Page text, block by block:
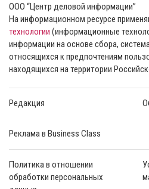
ООО “Центр деловой информации”
На информационном ресурсе
технологии (информационные
информации на основе сбора,
относящихся к предпочтениям
находящихся на территории
Редакция
Реклама в Business Class
Политика в отношении
обработки персональных